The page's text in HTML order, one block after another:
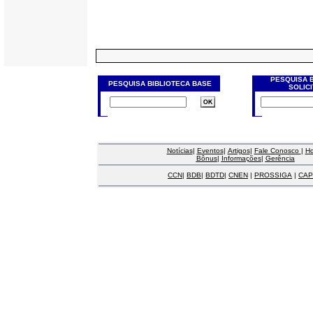
PESQUISA BIBLIOTECA BASE
PESQUISA
Notícias| Eventos| Artigos| Fale Conosco |
Bônus| Informações| Gerência
CCN| BDB| BDTD| CNEN | PROSSIGA |